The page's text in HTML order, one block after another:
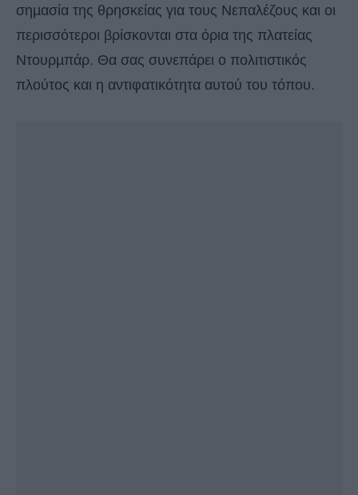
σηµασία της θρησκείας για τους Νεπαλέζους και οι
περισσότεροι βρίσκονται στα όρια της πλατείας
Ντουρµπάρ. Θα σας συνεπάρει ο πολιτιστικός
πλούτος και η αντιφατικότητα αυτού του τόπου.